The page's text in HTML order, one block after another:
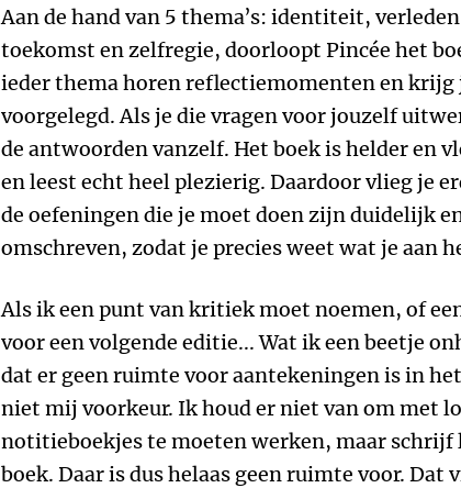
Aan de hand van 5 thema’s: identiteit,
toekomst en zelfregie, doorloopt Pincée het
ieder thema horen reflectiemomenten en krijg
voorgelegd. Als je die vragen voor jouzelf
de antwoorden vanzelf. Het boek is helder en
en leest echt heel plezierig. Daardoor vlieg je
de oefeningen die je moet doen zijn duidelijk
omschreven, zodat je precies weet wat je aan
Als ik een punt van kritiek moet noemen, of
voor een volgende editie... Wat ik een beetje
dat er geen ruimte voor aantekeningen is in
niet mij voorkeur. Ik houd er niet van om met
notitieboekjes te moeten werken, maar
boek. Daar is dus helaas geen ruimte voor. Dat